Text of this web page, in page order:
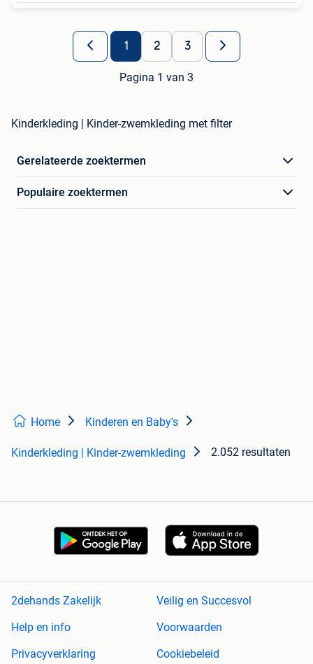
1 2 3
Pagina 1 van 3
Kinderkleding | Kinder-zwemkleding met filter
Gerelateerde zoektermen
Populaire zoektermen
Home Kinderen en Baby's
Kinderkleding | Kinder-zwemkleding 2.052 resultaten
2dehands Zakelijk
Veilig en Succesvol
Help en info
Voorwaarden
Privacyverklaring
Cookiebeleid